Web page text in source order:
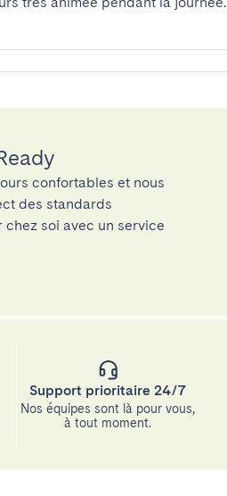
confortables et nous
des standards
soi avec un service
Support prioritaire 24/7
Nos équipes sont là pour vous,
à tout moment.